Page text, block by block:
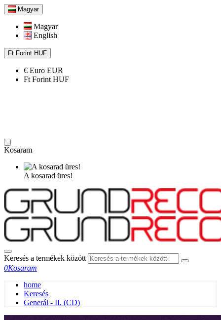
Magyar
Magyar
English
Ft Forint HUF
€ Euro EUR
Ft Forint HUF
Kosaram
A kosarad üres!
Keresés a termékek között
0Kosaram
home
Keresés
Generál - II. (CD)